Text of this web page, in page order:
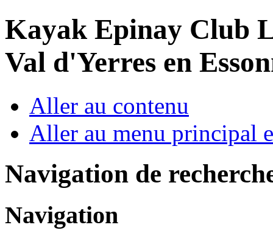
Kayak Epinay Club
Val d'Yerres en
Aller au contenu
Aller au menu principal
Navigation de
Navigation